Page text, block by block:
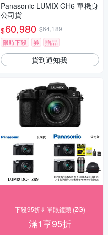
Panasonic LUMIX GH6 單機身
公司貨
$60,980 $64,189
限時下殺
券 贈品
貨到通知我
下殺95折⇓ 單眼鏡頭 (ZG)
滿1享95折